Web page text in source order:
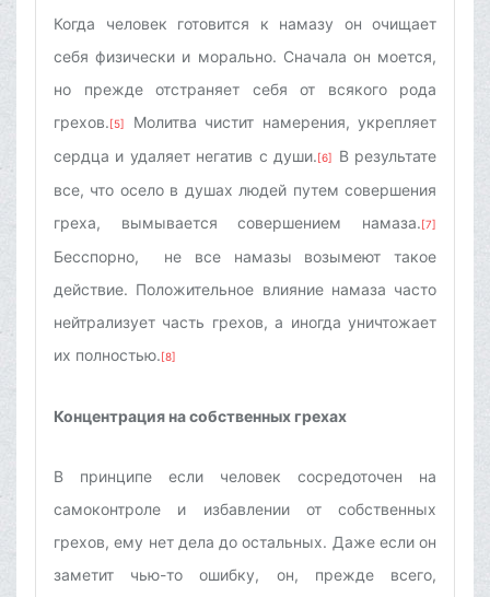
Когда человек готовится к намазу он очищает
себя физически и морально. Сначала он моется,
но прежде отстраняет себя от всякого рода
грехов.[5]
Молитва чистит намерения, укрепляет
сердца и удаляет негатив с души.[6]
В результате
все, что осело в душах людей путем совершения
греха, вымывается совершением намаза.[7]
Бесспорно, не все намазы возымеют такое
действие. Положительное влияние намаза часто
нейтрализует часть грехов, а иногда уничтожает
их полностью.[8]
Концентрация на собственных грехах
В принципе если человек сосредоточен на
самоконтроле и избавлении от собственных
грехов, ему нет дела до остальных. Даже если он
заметит чью-то ошибку, он, прежде всего,